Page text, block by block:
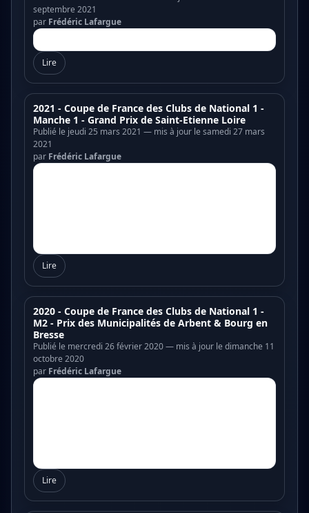
septembre 2021
par Frédéric Lafargue
Lire
2021 - Coupe de France des Clubs de National 1 -
Manche 1 - Grand Prix de Saint-Etienne Loire
Publié le jeudi 25 mars 2021 — mis à jour le samedi 27 mars
2021
par Frédéric Lafargue
Lire
2020 - Coupe de France des Clubs de National 1 -
M2 - Prix des Municipalités de Arbent & Bourg en
Bresse
Publié le mercredi 26 février 2020 — mis à jour le dimanche 11
octobre 2020
par Frédéric Lafargue
Lire